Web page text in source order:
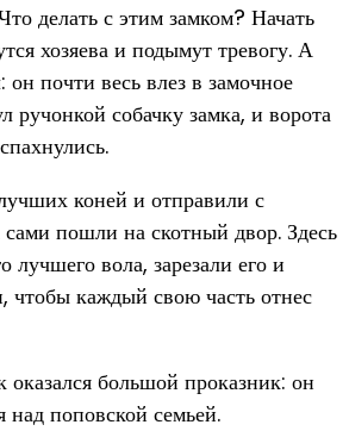
делать с этим замком? Начать
хозяева и подымут тревогу. А
почти весь влез в замочное
ручонкой собачку замка, и ворота
коней и отправили с
пошли на скотный двор. Здесь
лучшего вола, зарезали его и
чтобы каждый свою часть отнес
большой проказник: он
над поповской семьей.